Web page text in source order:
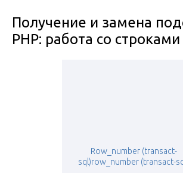
Получение и замена
PHP: работа со строками
Row_number (transact-
sql)row_number (transact-